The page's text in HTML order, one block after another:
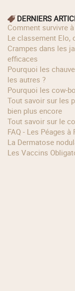
DERNIERS
Comment survivre
Le classement Elo,
Crampes dans les jambes : principales causes et solutions
efficaces
Pourquoi les chauves doivent se méfier du soleil bien plus que
les autres ?
Pourquoi les
Tout savoir sur les plaques d'immatriculation françaises et
bien plus encore
Tout savoir sur le
FAQ - Les Péages
La Dermatose
Les Vaccins